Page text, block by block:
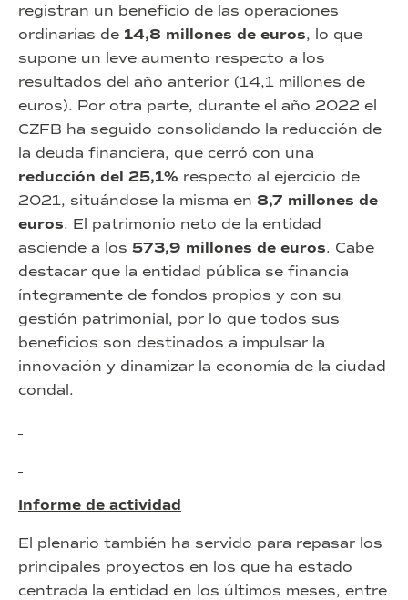
registran un beneficio de las operaciones
ordinarias de 14,8 millones de euros, lo que
supone un leve aumento respecto a los
resultados del año anterior (14,1 millones de
euros). Por otra parte, durante el año 2022 el
CZFB ha seguido consolidando la reducción de
la deuda financiera, que cerró con una
reducción del 25,1% respecto al ejercicio de
2021, situándose la misma en 8,7 millones de
euros. El patrimonio neto de la entidad
asciende a los 573,9 millones de euros. Cabe
destacar que la entidad pública se financia
íntegramente de fondos propios y con su
gestión patrimonial, por lo que todos sus
beneficios son destinados a impulsar la
innovación y dinamizar la economía de la ciudad
condal.
Informe de actividad
El plenario también ha servido para repasar los
principales proyectos en los que ha estado
centrada la entidad en los últimos meses, entre